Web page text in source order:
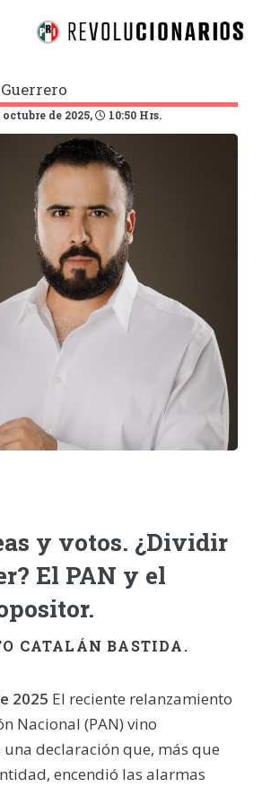
de 2025, 10:50 Hrs.
y votos. ¿Dividir
El PAN y el
CATALÁN BASTIDA.
2025 El reciente relanzamiento
Nacional (PAN) vino
declaración que, más que
encendió las alarmas